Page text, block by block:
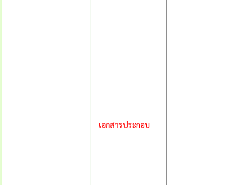
เอกสารประกอบ